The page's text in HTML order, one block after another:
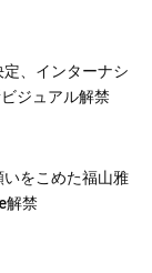
定、インターナシ
ジュアル解禁
いをこめた福山雅
解禁